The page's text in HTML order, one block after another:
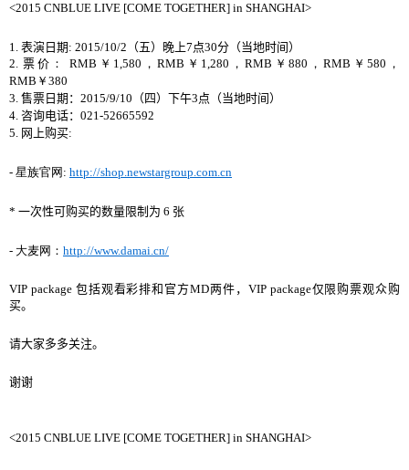
<2015 CNBLUE LIVE [COME TOGETHER] in SHANGHAI>
1. 表演日期: 2015/10/2 （五） 晚 上7点30分 （当地时间）
2.票价 ： RMB ￥ 1,580 ，RMB ￥ 1,280 ，RMB ￥ 880 ，RMB ￥ 580 ，
RMB ￥ 380
3. 售票日期 ： 2015/9/10 （ 四 ） 下午3点 （当地时间）
4. 咨询电话： 021-52665592
5. 网上购买:
- 星族官网: http://shop.newstargroup.com.cn
* 一次性可购买的数量限制为 6 张
- 大麦网 ： http://www.damai.cn/
VIP package 包括观看彩排和官方MD两件 ， VIP package仅限购票观众购
买。
请大家多多关注。
谢谢
<2015 CNBLUE LIVE [COME TOGETHER] in SHANGHAI>